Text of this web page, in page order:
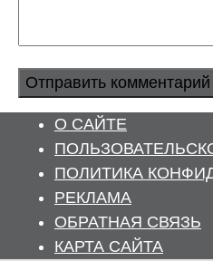
О САЙТЕ
ПОЛИТИКА
РЕКЛАМА
ОБРАТНАЯ СВЯЗЬ
КАРТА САЙТА